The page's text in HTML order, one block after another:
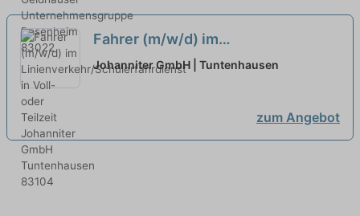
Fahrer (m/w/d) im
Linienverkehr/Schülerfahrdienst in
Johanniter GmbH | Tuntenhausen
zum Angebot